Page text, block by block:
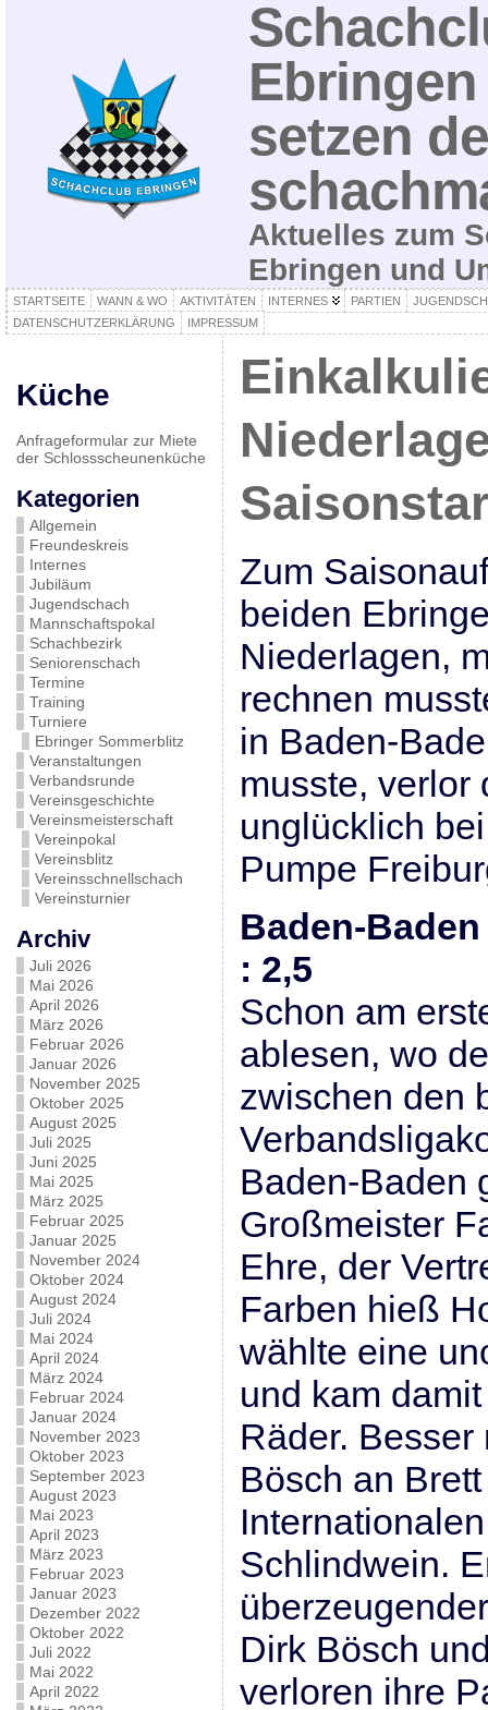
setzen
Aktuelles zum
Ebringen und
STARTSEITE WANN & WO AKTIVITÄTEN INTERNES PARTIEN
DATENSCHUTZERKLÄRUNG
IMPRESSUM
Küche
Anfrageformular zur Miete
der Schlossscheunenküche
Kategorien
Allgemein
Freundeskreis
Internes
Jubiläum
Jugendschach
Mannschaftspokal
Schachbezirk
Seniorenschach
Termine
Training
Turniere
Ebringer Sommerblitz
Veranstaltungen
Verbandsrunde
Vereinsgeschichte
Vereinsmeisterschaft
Vereinpokal
Vereinsblitz
Vereinsschnellschach
Vereinsturnier
Archiv
Juli 2026
Mai 2026
April 2026
März 2026
Februar 2026
Januar 2026
November 2025
Oktober 2025
August 2025
Juli 2025
Juni 2025
Mai 2025
März 2025
Februar 2025
Januar 2025
November 2024
Oktober 2024
August 2024
Juli 2024
Mai 2024
April 2024
März 2024
Februar 2024
Januar 2024
November 2023
Oktober 2023
September 2023
August 2023
Mai 2023
April 2023
März 2023
Februar 2023
Januar 2023
Dezember 2022
Oktober 2022
Juli 2022
Mai 2022
April 2022
Zum
beiden
Niederlagen,
rechnen
in Baden-
musste, verlor
unglücklich
Pumpe
Baden-
: 2,5
Schon am
ablesen, wo
zwischen den
Baden-Baden
Großmeister
Ehre, der
Farben hieß
wählte eine
und kam
Räder.
Bösch an
Schlindwein.
Dirk Bösch
verloren ihre